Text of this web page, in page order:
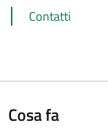
Contatti
Cosa fa